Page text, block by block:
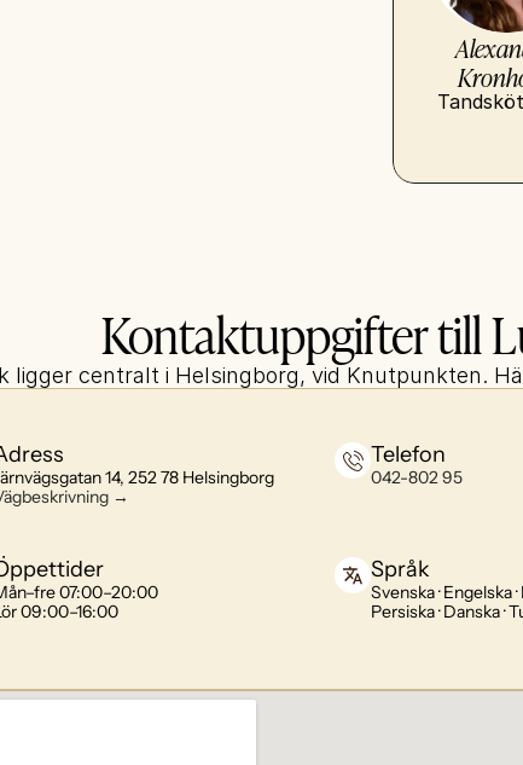
Kontaktuppgifter till
ligger centralt i Helsingborg, vid Knutpunkten.
14, 252 78 Helsingborg
→
Telefon
042-802 95
07:00–20:00
09:00–16:00
Språk
Svenska · Engelska
Persiska · Danska ·